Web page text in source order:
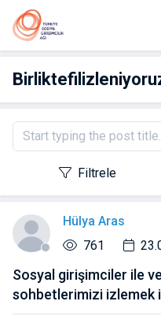
Filtrele
Hülya Aras
761
Sosyal girişimciler ile
sohbetlerimizi izlemek